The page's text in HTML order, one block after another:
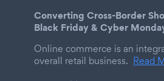
Converting Cross-Border
Black Friday & Cyber
Online commerce is an
overall retail business. Read